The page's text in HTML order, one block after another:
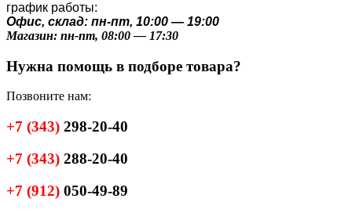
график работы:
Офис, склад: пн-пт, 10:00 — 19:00
Магазин: пн-пт, 08:00 — 17:30
Нужна помощь в подборе товара?
Позвоните нам:
+7 (343) 298-20-40
+7 (343) 288-20-40
+7 (912) 050-49-89